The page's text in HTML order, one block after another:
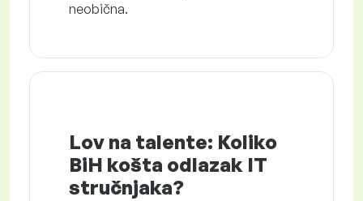
neobična.
Lov na talente: Koliko
BiH košta odlazak IT
stručnjaka?